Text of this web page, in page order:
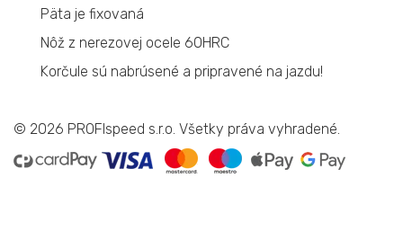
Päta je fixovaná
Nôž z nerezovej ocele 60HRC
Korčule sú nabrúsené a pripravené na jazdu!
© 2026 PROFIspeed s.r.o. Všetky práva vyhradené.